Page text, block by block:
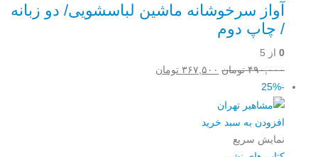
آواز سرخوشانه ماشین لباسشویی/ دو زبانه
/ چاپ دوم
0 از 5
۴۹۰,۰۰۰ تومان قیمت
بود.
۳۶۷,۵۰۰ تومان
-25%
افزودن به سبد خرید
نمایش سریع